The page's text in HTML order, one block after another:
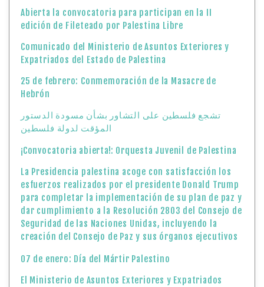
Abierta la convocatoria para participan en la II
edición de Fileteado por Palestina Libre
Comunicado del Ministerio de Asuntos Exteriores y
Expatriados del Estado de Palestina
25 de febrero: Conmemoración de la Masacre de
Hebrón
تشجع فلسطين على التشاور بشأن مسودة الدستور
المؤقت لدولة فلسطين
¡Convocatoria abierta!: Orquesta Juvenil de Palestina
La Presidencia palestina acoge con satisfacción los
esfuerzos realizados por el presidente Donald Trump
para completar la implementación de su plan de paz y
dar cumplimiento a la Resolución 2803 del Consejo de
Seguridad de las Naciones Unidas, incluyendo la
creación del Consejo de Paz y sus órganos ejecutivos
07 de enero: Día del Mártir Palestino
El Ministerio de Asuntos Exteriores y Expatriados